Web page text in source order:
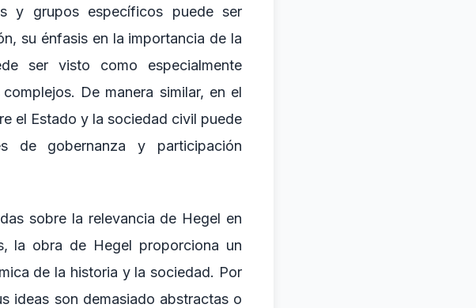
y grupos específicos puede ser
su énfasis en la importancia de la
ser visto como especialmente
De manera similar, en el
el Estado y la sociedad civil puede
de gobernanza y participación
sobre la relevancia de Hegel en
la obra de Hegel proporciona un
de la historia y la sociedad. Por
ideas son demasiado abstractas o